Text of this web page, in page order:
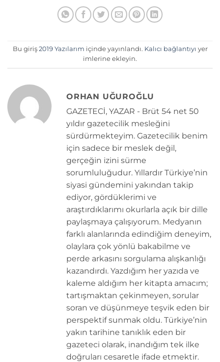
Bu giriş 2019 Yazılarım içinde yayınlandı. Kalıcı bağlantıyı yer
imlerine ekleyin.
ORHAN UĞUROĞLU
GAZETECİ, YAZAR - Brüt 54 net 50
yıldır gazetecilik mesleğini
sürdürmekteyim. Gazetecilik benim
için sadece bir meslek değil,
gerçeğin izini sürme
sorumluluğudur. Yıllardır Türkiye’nin
siyasi gündemini yakından takip
ediyor, gördüklerimi ve
araştırdıklarımı okurlarla açık bir dille
paylaşmaya çalışıyorum. Medyanın
farklı alanlarında edindiğim deneyim,
olaylara çok yönlü bakabilme ve
perde arkasını sorgulama alışkanlığı
kazandırdı. Yazdığım her yazıda ve
kaleme aldığım her kitapta amacım;
tartışmaktan çekinmeyen, sorular
soran ve düşünmeye teşvik eden bir
perspektif sunmak oldu. Türkiye’nin
yakın tarihine tanıklık eden bir
gazeteci olarak, inandığım tek ilke
doğruları cesaretle ifade etmektir.